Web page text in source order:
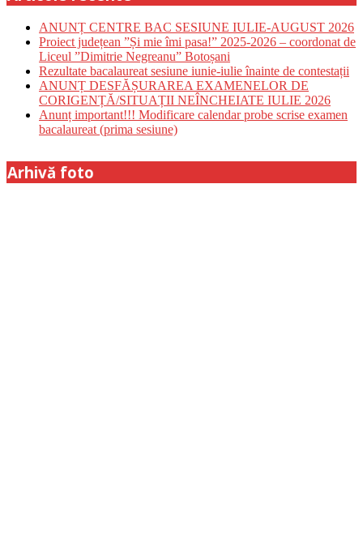
ANUNȚ CENTRE BAC SESIUNE IULIE-AUGUST 2026
Proiect județean ”Și mie îmi pasa!” 2025-2026 – coordonat de
Liceul ”Dimitrie Negreanu” Botoșani
Rezultate bacalaureat sesiune iunie-iulie înainte de contestații
ANUNȚ DESFĂȘURAREA EXAMENELOR DE
CORIGENȚĂ/SITUAȚII NEÎNCHEIATE IULIE 2026
Anunț important!!! Modificare calendar probe scrise examen
bacalaureat (prima sesiune)
Arhivă foto